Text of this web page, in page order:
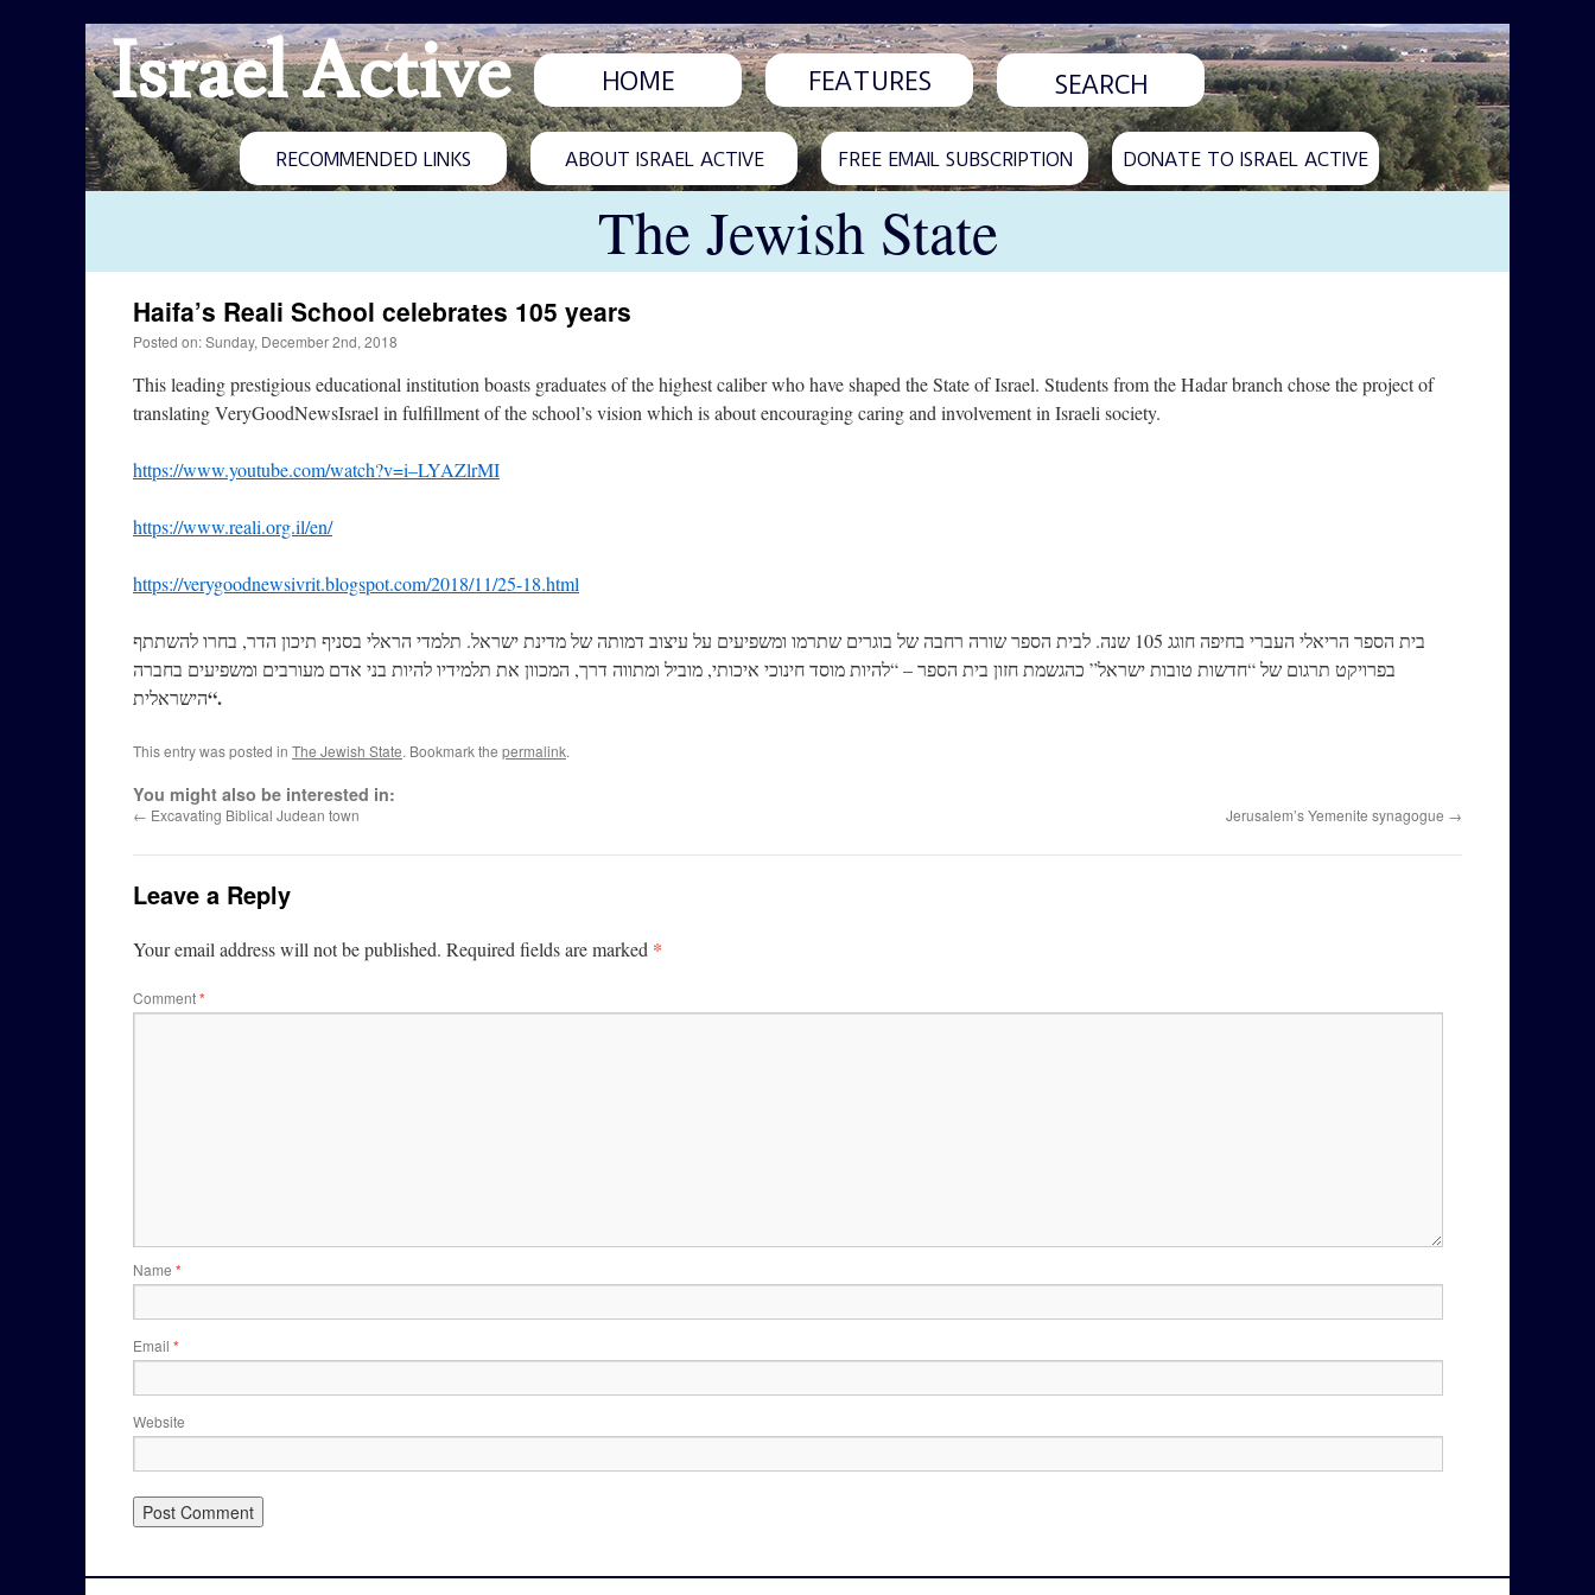
Israel Active HOME FEATURES
RECOMMENDED LINKS ABOUT ISRAEL ACTIVE FREE EMAIL SUBSCRIPTION DONATE TO ISRAEL ACTIVE
The Jewish State
Haifa’s Reali School celebrates 105 years
Posted on: Sunday, December 2nd, 2018
This leading prestigious educational institution boasts graduates of the highest caliber who have shaped the State of Israel. Students from the Hadar branch chose the project of
translating VeryGoodNewsIsrael in fulfillment of the school’s vision which is about encouraging caring and involvement in Israeli society.
https://www.youtube.com/watch?v=i–LYAZlrMI
https://www.reali.org.il/en/
https://verygoodnewsivrit.blogspot.com/2018/11/25-18.html
בית הספר הריאלי העברי בחיפה חוגג 105 שנה. לבית הספר שורה רחבה של בוגרים שתרמו ומשפיעים על עיצוב דמותה של מדינת ישראל. תלמדי הראלי בסניף תיכון הדר, בחרו להשתתף
בפרויקט תרגום של “חדשות טובות ישראל” כהגשמת חזון בית הספר – “להיות מוסד חינוכי איכותי, מוביל ומתווה דרך, המכוון את תלמידיו להיות בני אדם מעורבים ומשפיעים בחברה
הישראלית“.
This entry was posted in The Jewish State. Bookmark the permalink.
You might also be interested in:
← Excavating Biblical Judean town Jerusalem’s Yemenite synagogue →
Leave a Reply
Your email address will not be published. Required fields are marked *
Comment*
Name *
Email *
Website